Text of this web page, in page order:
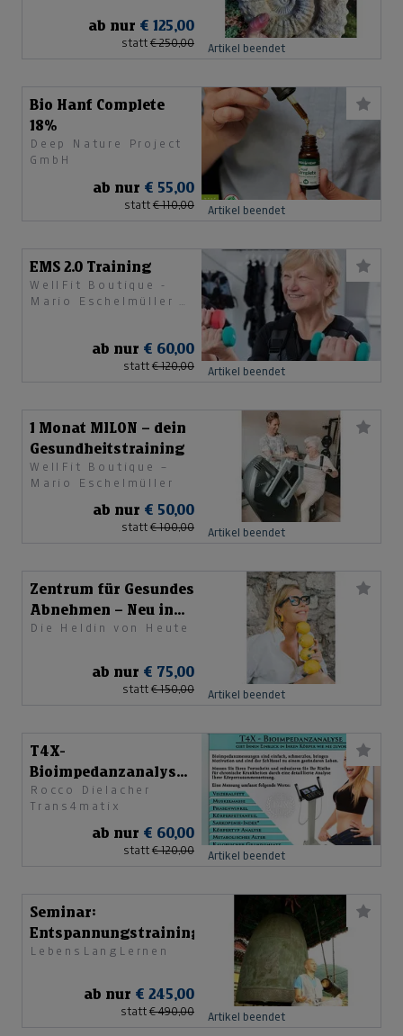
ab nur € 125,00
statt € 250,00 Artikel beendet
Bio Hanf Complete
18%
Deep Nature Project
GmbH
ab nur € 55,00
statt € 110,00 Artikel beendet
EMS 2.0 Training
WellFit Boutique -
Mario Eschelmüller &
ab nur € 60,00
statt € 120,00 Artikel beendet
1 Monat MILON – dein
Gesundheitstraining
WellFit Boutique –
Mario Eschelmüller
ab nur € 50,00
statt € 100,00 Artikel beendet
Zentrum für Gesundes
Abnehmen – Neu in
Salzburg
Die Heldin von Heute
ab nur € 75,00
statt € 150,00 Artikel beendet
T4X-
Bioimpedanzanalyse
(Beinhaltet 3
Analysen)
Rocco Dielacher
Trans4matix
ab nur € 60,00
statt € 120,00 Artikel beendet
Seminar:
Entspannungstraining/Resilienztraining
LebensLangLernen
ab nur € 245,00
statt € 490,00 Artikel beendet